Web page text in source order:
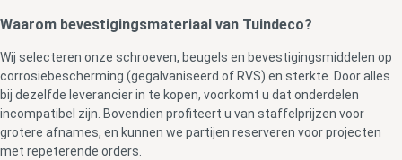
Waarom bevestigingsmateriaal van Tuindeco?
Wij selecteren onze schroeven, beugels en bevestigingsmiddelen op
corrosiebescherming (gegalvaniseerd of RVS) en sterkte. Door alles
bij dezelfde leverancier in te kopen, voorkomt u dat onderdelen
incompatibel zijn. Bovendien profiteert u van staffelprijzen voor
grotere afnames, en kunnen we partijen reserveren voor projecten
met repeterende orders.